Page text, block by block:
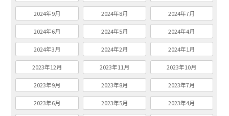
2024年9月 2024年8月 2024年7月
2024年6月 2024年5月 2024年4月
2024年3月 2024年2月 2024年1月
2023年12月 2023年11月 2023年10月
2023年9月 2023年8月 2023年7月
2023年6月 2023年5月 2023年4月